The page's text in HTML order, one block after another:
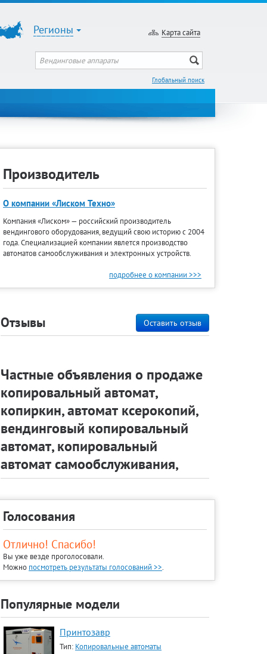
Регионы Карта сайта
Глобальный поиск
Производитель
О компании «Лиском Техно»
Компания «Лиском» — российский производитель
вендингового оборудования, ведущий свою историю с 2004
года. Специализацией компании явлется производство
автоматов самообслуживания и электронных устройств.
подробнее о компании >>>
Оставить отзыв
Отзывы
Частные объявления о продаже
копировальный автомат,
копиркин, автомат ксерокопий,
вендинговый копировальный
автомат, копировальный
автомат самообслуживания,
Голосования
Отлично! Спасибо!
Вы уже везде проголосовали.
Можно посмотреть результаты голосований >>.
Популярные модели
Принтозавр
Тип: Копировальные автоматы